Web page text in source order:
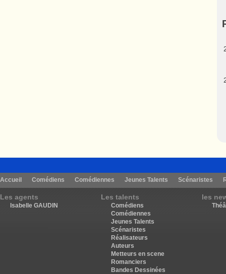
Accueil Comédiens Comédiennes Jeunes Talents Scénaristes
Les agents
Isabelle GAUDIN
Les talents
Comédiens
Comédiennes
Jeunes Talents
Scénaristes
Réalisateurs
Auteurs
Metteurs en scene
Romanciers
Bandes Dessinées
les